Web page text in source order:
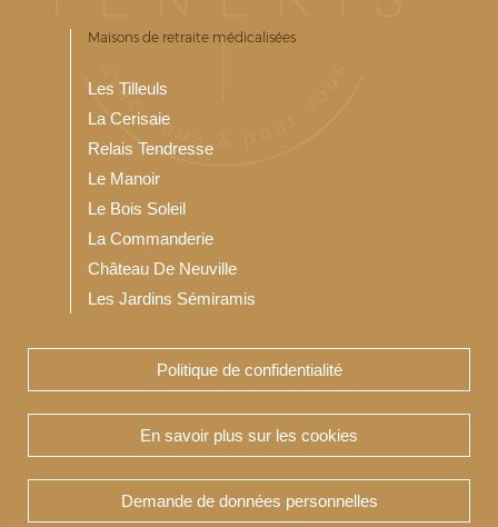
Maisons de retraite médicalisées
Les Tilleuls
La Cerisaie
Relais Tendresse
Le Manoir
Le Bois Soleil
La Commanderie
Château De Neuville
Les Jardins Sémiramis
Notre Résidence service seniors
Les Jardins du Bois Soleil
Politique de confidentialité
En savoir plus sur les cookies
Demande de données personnelles